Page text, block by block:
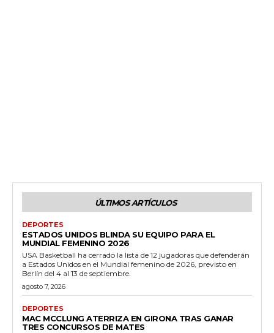
ÚLTIMOS ARTÍCULOS
DEPORTES
ESTADOS UNIDOS BLINDA SU EQUIPO PARA EL
MUNDIAL FEMENINO 2026
USA Basketball ha cerrado la lista de 12 jugadoras que defenderán
a Estados Unidos en el Mundial femenino de 2026, previsto en
Berlín del 4 al 13 de septiembre.
agosto 7, 2026
DEPORTES
MAC MCCLUNG ATERRIZA EN GIRONA TRAS GANAR
TRES CONCURSOS DE MATES